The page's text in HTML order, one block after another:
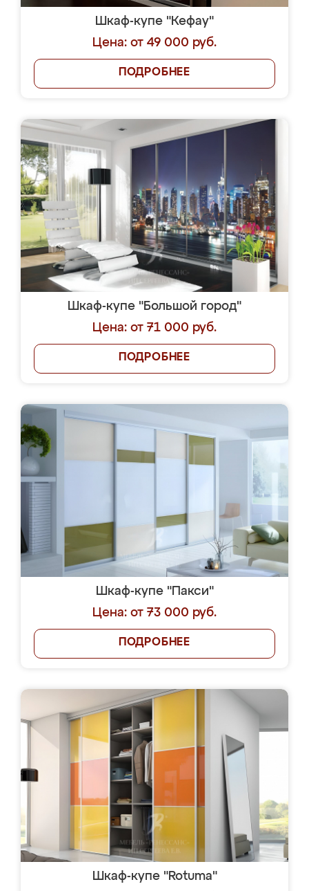
Шкаф-купе "Кефау"
Цена: от 49 000 руб.
ПОДРОБНЕЕ
Шкаф-купе "Большой город"
Цена: от 71 000 руб.
ПОДРОБНЕЕ
Шкаф-купе "Пакси"
Цена: от 73 000 руб.
ПОДРОБНЕЕ
Шкаф-купе "Rotuma"